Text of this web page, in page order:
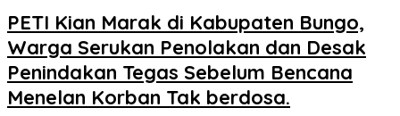
PETI Kian Marak di Kabupaten Bungo,
Warga Serukan Penolakan dan Desak
Penindakan Tegas Sebelum Bencana
Menelan Korban Tak berdosa.